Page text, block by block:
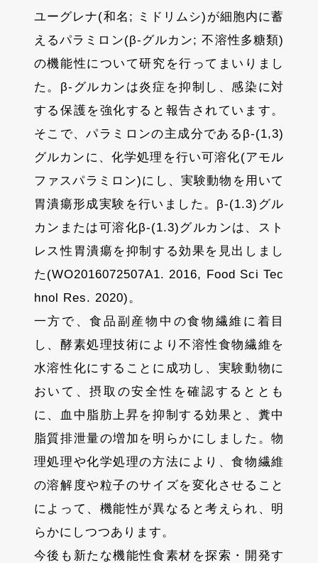
ユーグレナ(和名; ミドリムシ)が細胞内に蓄
えるパラミロン(β-グルカン; 不溶性多糖類)
の機能性について研究を行ってまいりまし
た。β-グルカンは炎症を抑制し、感染に対
する保護を強化すると報告されています。
そこで、パラミロンの主成分であるβ-(1,3)
グルカンに、化学処理を行い可溶化(アモル
ファスパラミロン)にし、実験動物を用いて
胃潰瘍形成実験を行いました。β-(1.3)グル
カンまたは可溶化β-(1.3)グルカンは、スト
レス性胃潰瘍を抑制する効果を見出しまし
た(WO2016072507A1. 2016, Food Sci Tec
hnol Res. 2020)。
一方で、食品副産物中の食物繊維に着目
し、酵素処理技術により不溶性食物繊維を
水溶性化にすることに成功し、実験動物に
おいて、摂取の安全性を確認するととも
に、血中脂肪上昇を抑制する効果と、糞中
脂質排泄量の増加を明らかにしました。物
理処理や化学処理の方法により、食物繊維
の溶解度や粒子のサイズを変化させること
によって、機能性が異なると考えられ、明
らかにしつつあります。
今後も新たな機能性食素材を探索・開発す